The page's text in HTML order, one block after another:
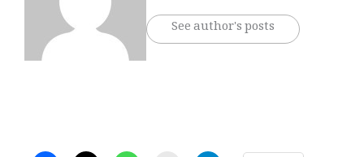
See author's posts